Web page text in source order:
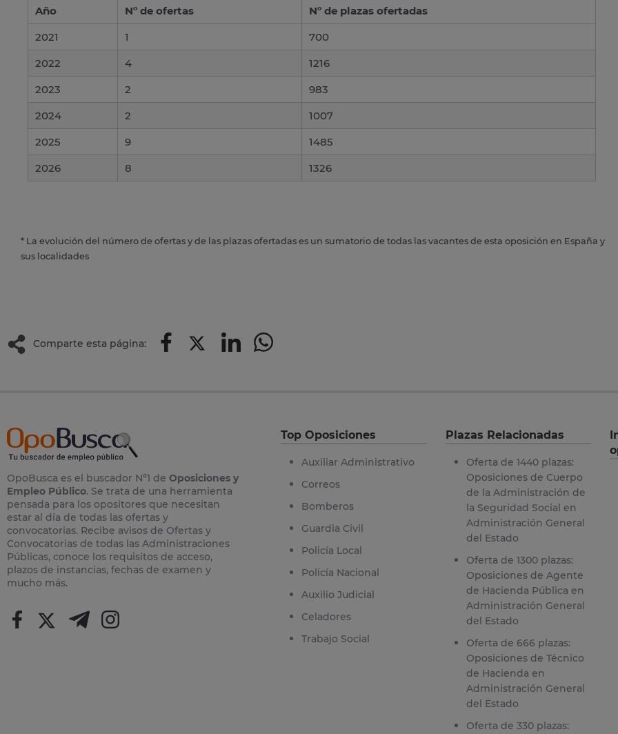
Año Nº de ofertas
Nº de plazas ofertadas
2021
1
700
2022
4
1216
2023
2
983
2024
2
1007
2025
9
1485
2026
8 1326
* La evolución del número de ofertas y de las plazas ofertadas es un sumatorio de todas las vacantes de esta oposición en España y
sus localidades
Comparte esta página:
OpoBusca es el buscador Nº1 de Oposiciones y
Empleo Público. Se trata de una herramienta
pensada para los opositores que necesitan
estar al día de todas las ofertas y
convocatorias. Recibe avisos de Ofertas y
Convocatorias de todas las Administraciones
Públicas, conoce los requisitos de acceso,
plazos de instancias, fechas de examen y
mucho más.
Top Oposiciones
Auxiliar Administrativo
Correos
Bomberos
Guardia Civil
Policía Local
Policía Nacional
Auxilio Judicial
Celadores
Trabajo Social
Plazas Relacionadas
Oferta de 1440 plazas:
Oposiciones de Cuerpo
de la Administración de
la Seguridad Social en
Administración General
del Estado
Oferta de 1300 plazas:
Oposiciones de Agente
de Hacienda Pública en
Administración General
del Estado
Oferta de 666 plazas:
Oposiciones de Técnico
de Hacienda en
Administración General
del Estado
Oferta de 330 plazas: